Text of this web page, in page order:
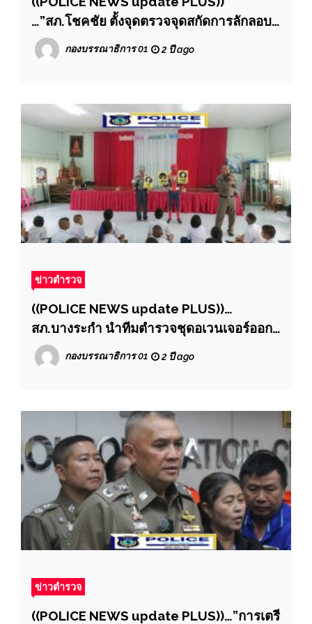
…”สภ.โชคชัย ตั้งจุดตรวจจุดสกัดการลักลอบ
ลำเลียงยาเสพติดและตรวจจับยาบ้าหลายพัน
เม็ด พร้อมอาวุธสงคราม ระเบิด ปืน
กองบรรณาธิการ 01 2 ปี ago
ข่าวตำรวจ
((POLICE NEWS update PLUS))…
สภ.บางระกำ นำทีมตำรวจชุดอเวนเจอร์ออก
ให้ความรู้ตามโครงการฝึกอบรมแผนเผชิญ
เหตุ (หนี-ซ่อน-สู้)
กองบรรณาธิการ 01 2 ปี ago
ข่าวตำรวจ
((POLICE NEWS update PLUS))…”การเตรี